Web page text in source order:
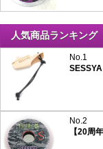
人気商品ランキング
No.1
No.2